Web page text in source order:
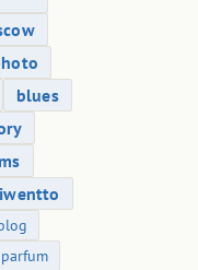
blues
iwentto
parfum